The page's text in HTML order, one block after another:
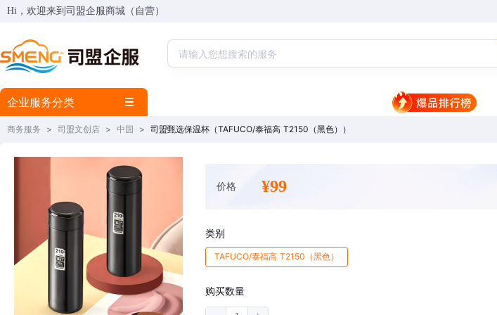
Hi，欢迎来到司盟企服商城（自营）
企业服务分类
商务服务 > 司盟文创店 > 中国 > 司盟甄选保温杯（TAFUCO/泰福高 T2150（黑色））
价格 ¥99
类别
TAFUCO/泰福高 T2150（黑色）
购买数量